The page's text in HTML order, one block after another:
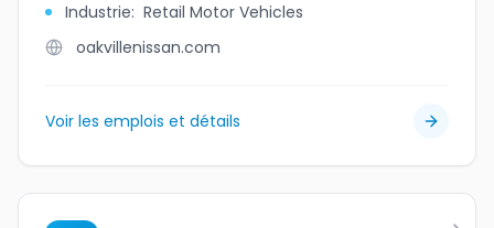
Industrie: Retail Motor Vehicles
oakvillenissan.com
Voir les emplois et détails